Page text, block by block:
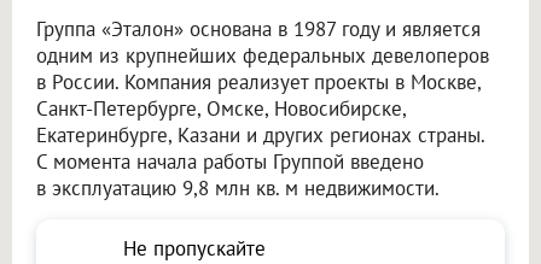
Группа «Эталон» основана в 1987 году и является
одним из крупнейших федеральных девелоперов
в России. Компания реализует проекты в Москве,
Санкт-Петербурге, Омске, Новосибирске,
Екатеринбурге, Казани и других регионах страны.
С момента начала работы Группой введено
в эксплуатацию 9,8 млн кв. м недвижимости.
Не пропускайте